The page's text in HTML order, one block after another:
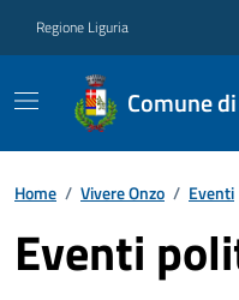
Regione Liguria
Comune
Home / Vivere Onzo / Eventi
Eventi